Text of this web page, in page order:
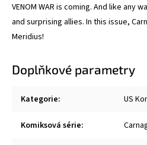
VENOM WAR is coming. And like any
and surprising allies. In this issue,
Meridius!
Doplňkové parametry
Kategorie: US
Komiksová série: